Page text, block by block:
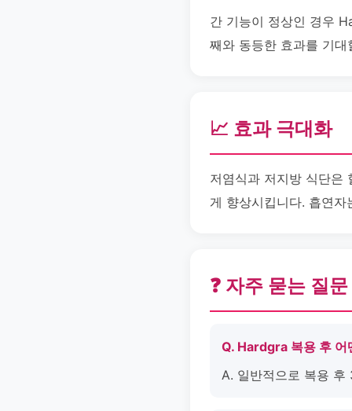
간 기능이 정상인 경우
째와 동등한 효과를 기대
📈 효과 극대화
저염식과 저지방 식단은
게 향상시킵니다. 흡연
❓ 자주 묻는 질문
Q. Hardgra 복용 후 어
A. 일반적으로 복용 후